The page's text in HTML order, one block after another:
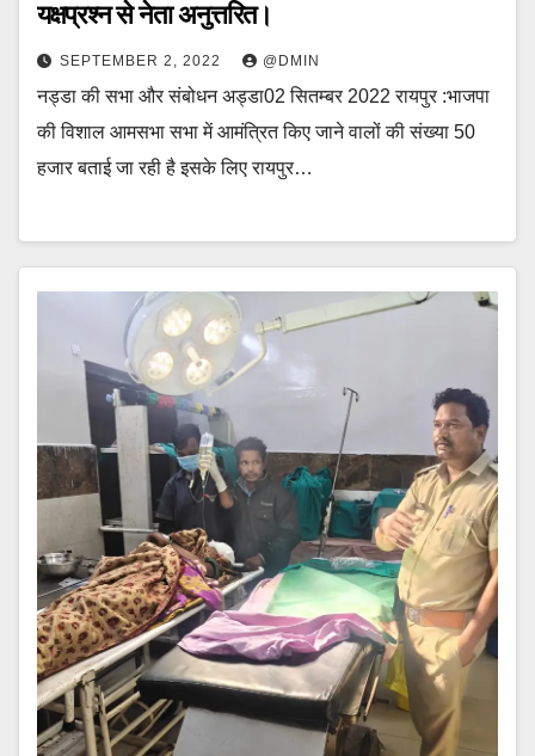
यक्षप्रश्न से नेता अनुत्तरित।
SEPTEMBER 2, 2022 @DMIN
नड्डा की सभा और संबोधन अड्डा02 सितम्बर 2022 रायपुर :भाजपा
की विशाल आमसभा सभा में आमंत्रित किए जाने वालों की संख्या 50
हजार बताई जा रही है इसके लिए रायपुर…